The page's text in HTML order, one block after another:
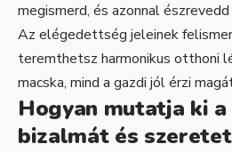
megismerd, és azonnal
Az elégedettség jeleinek
teremthetsz harmonikus otthoni
macska, mind a gazdi jól érzi
Hogyan mutatja ki a
bizalmát és